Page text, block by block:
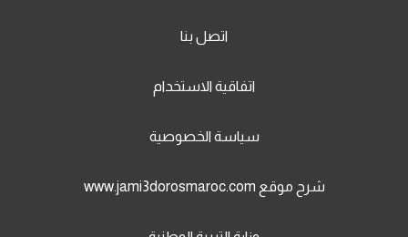
اتصل بنا
اتفاقية الاستخدام
سياسة الخصوصية
شرح موقع www.jami3dorosmaroc.com